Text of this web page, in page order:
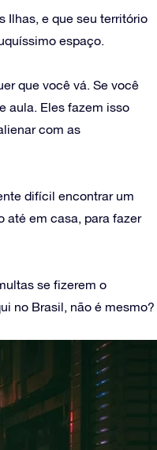
Ilhas, e que seu território
espaço.
que você vá. Se você
aula. Eles fazem isso
com as
difícil encontrar um
até em casa, para fazer
se fizerem o
no Brasil, não é mesmo?